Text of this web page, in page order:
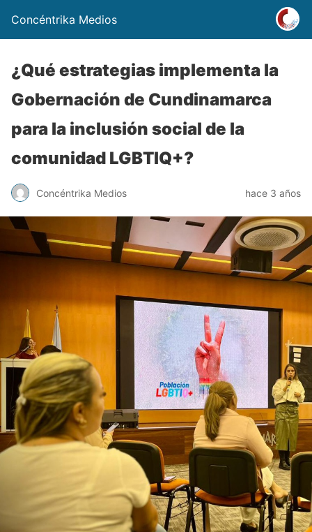
Concéntrika Medios
¿Qué estrategias implementa la
Gobernación de Cundinamarca
para la inclusión social de la
comunidad LGBTIQ+?
Concéntrika Medios hace 3 años